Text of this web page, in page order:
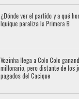
¿Dónde ver el partido y a qué
Iquique paraliza la Primera B
Vozinha llega a Colo Colo
millonario, pero distante de los
pagados del Cacique